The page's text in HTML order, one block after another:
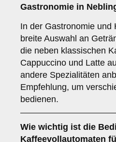
Gastronomie in
In der Gastronomie und
breite Auswahl an
die neben klassischen
Cappuccino und Latte
andere Spezialitäten
Empfehlung, um
bedienen.
Wie wichtig ist die
Kaffeevollautomaten